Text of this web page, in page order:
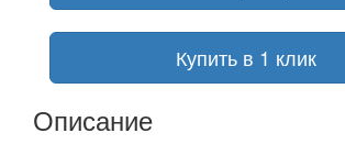
Купить в 1 клик
Описание